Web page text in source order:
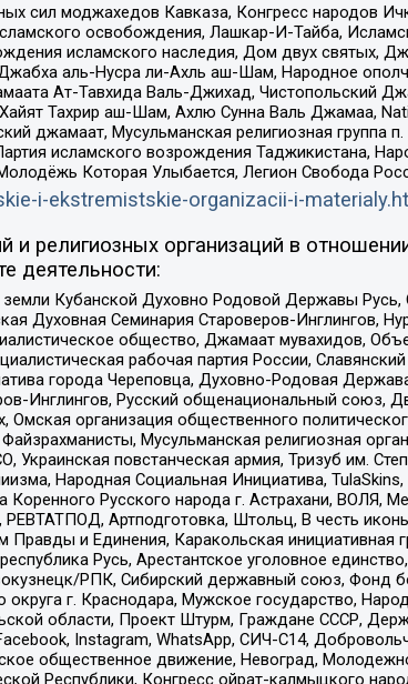
сил моджахедов Кавказа, Конгресс народов
освобождения, Лашкар-И-Тайба,
исламского наследия, Дом двух святых,
аль-Нусра ли-Ахль аш-Шам, Народное
Ат-Тавхида Валь-Джихад, Чистопольский
Тахрир аш-Шам, Ахлю Сунна Валь Джамаа,
джамаат, Мусульманская религиозная группа
исламского возрождения Таджикистана,
Которая Улыбается, Легион Свобода
i-ekstremistskie-organizacii-i-
религиозных организаций в
деятельности:
Кубанской Духовно Родовой Державы
Духовная Семинария Староверов-Инглингов,
общество, Джамаат мувахидов,
рабочая партия России,
города Череповца, Духовно-Родовая
Инглингов, Русский общенациональный союз,
организация общественного
Мусульманская религиозная
повстанческая армия, Тризуб им.
Народная Социальная Инициатива,
Русского народа г. Астрахани, ВОЛЯ,
РЕВТАТПОД, Артподготовка, Штольц, В честь
и Единения, Каракольская инициативная
Русь, Арестантское уголовное
РПК, Сибирский державный союз,
г. Краснодара, Мужское государство,
области, Проект Штурм, Граждане СССР,
Instagram, WhatsApp, СИЧ-С14,
общественное движение, Невоград,
Республики, Конгресс ойрат-калмыцкого